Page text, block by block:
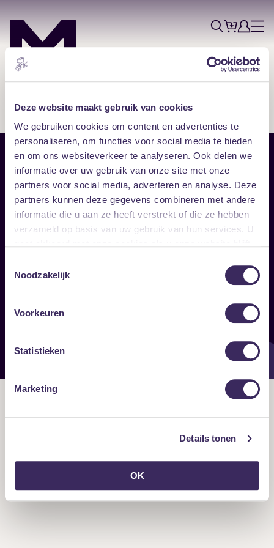
Deze website maakt gebruik van cookies
We gebruiken cookies om content en advertenties te
personaliseren, om functies voor social media te bieden
en om ons websiteverkeer te analyseren. Ook delen we
informatie over uw gebruik van onze site met onze
partners voor social media, adverteren en analyse. Deze
partners kunnen deze gegevens combineren met andere
informatie die u aan ze heeft verstrekt of die ze hebben
verzameld op basis van uw gebruik van hun services. U
Noodzakelijk
Voorkeuren
Statistieken
Marketing
Details tonen
OK
ZoekTicketsAccount
Menu
Sitemap
Home
Vrijwilligers
Verhuur
Disclaimer
Toegankelijkheid
Privacy & cookies
Follow
Onze nieuwsbrief ontvangen?